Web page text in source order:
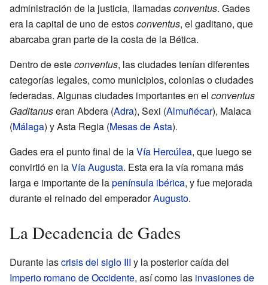
administración de la justicia, llamadasconventus. Gades
era la capital de uno de estosconventus, el gaditano, que
abarcaba gran parte de la costa de la Bética.
Dentro de esteconventus, las ciudades tenían diferentes
categorías legales, como municipios, colonias o ciudades
federadas. Algunas ciudades importantes en el conventus
Gaditanuseran Abdera (Adra), Sexi (Almuñécar), Malaca
(Málaga) y Asta Regia (Mesas de Asta).
Gades era el punto final de laVía Hercúlea, que luego se
convirtió en laVía Augusta. Esta era la vía romana más
larga e importante de lapenínsula ibérica, y fue mejorada
durante el reinado del emperadorAugusto.
La Decadencia de Gades
Durante lascrisis del siglo III y la posterior caída del
Imperio romano de Occidente, así como las invasiones de